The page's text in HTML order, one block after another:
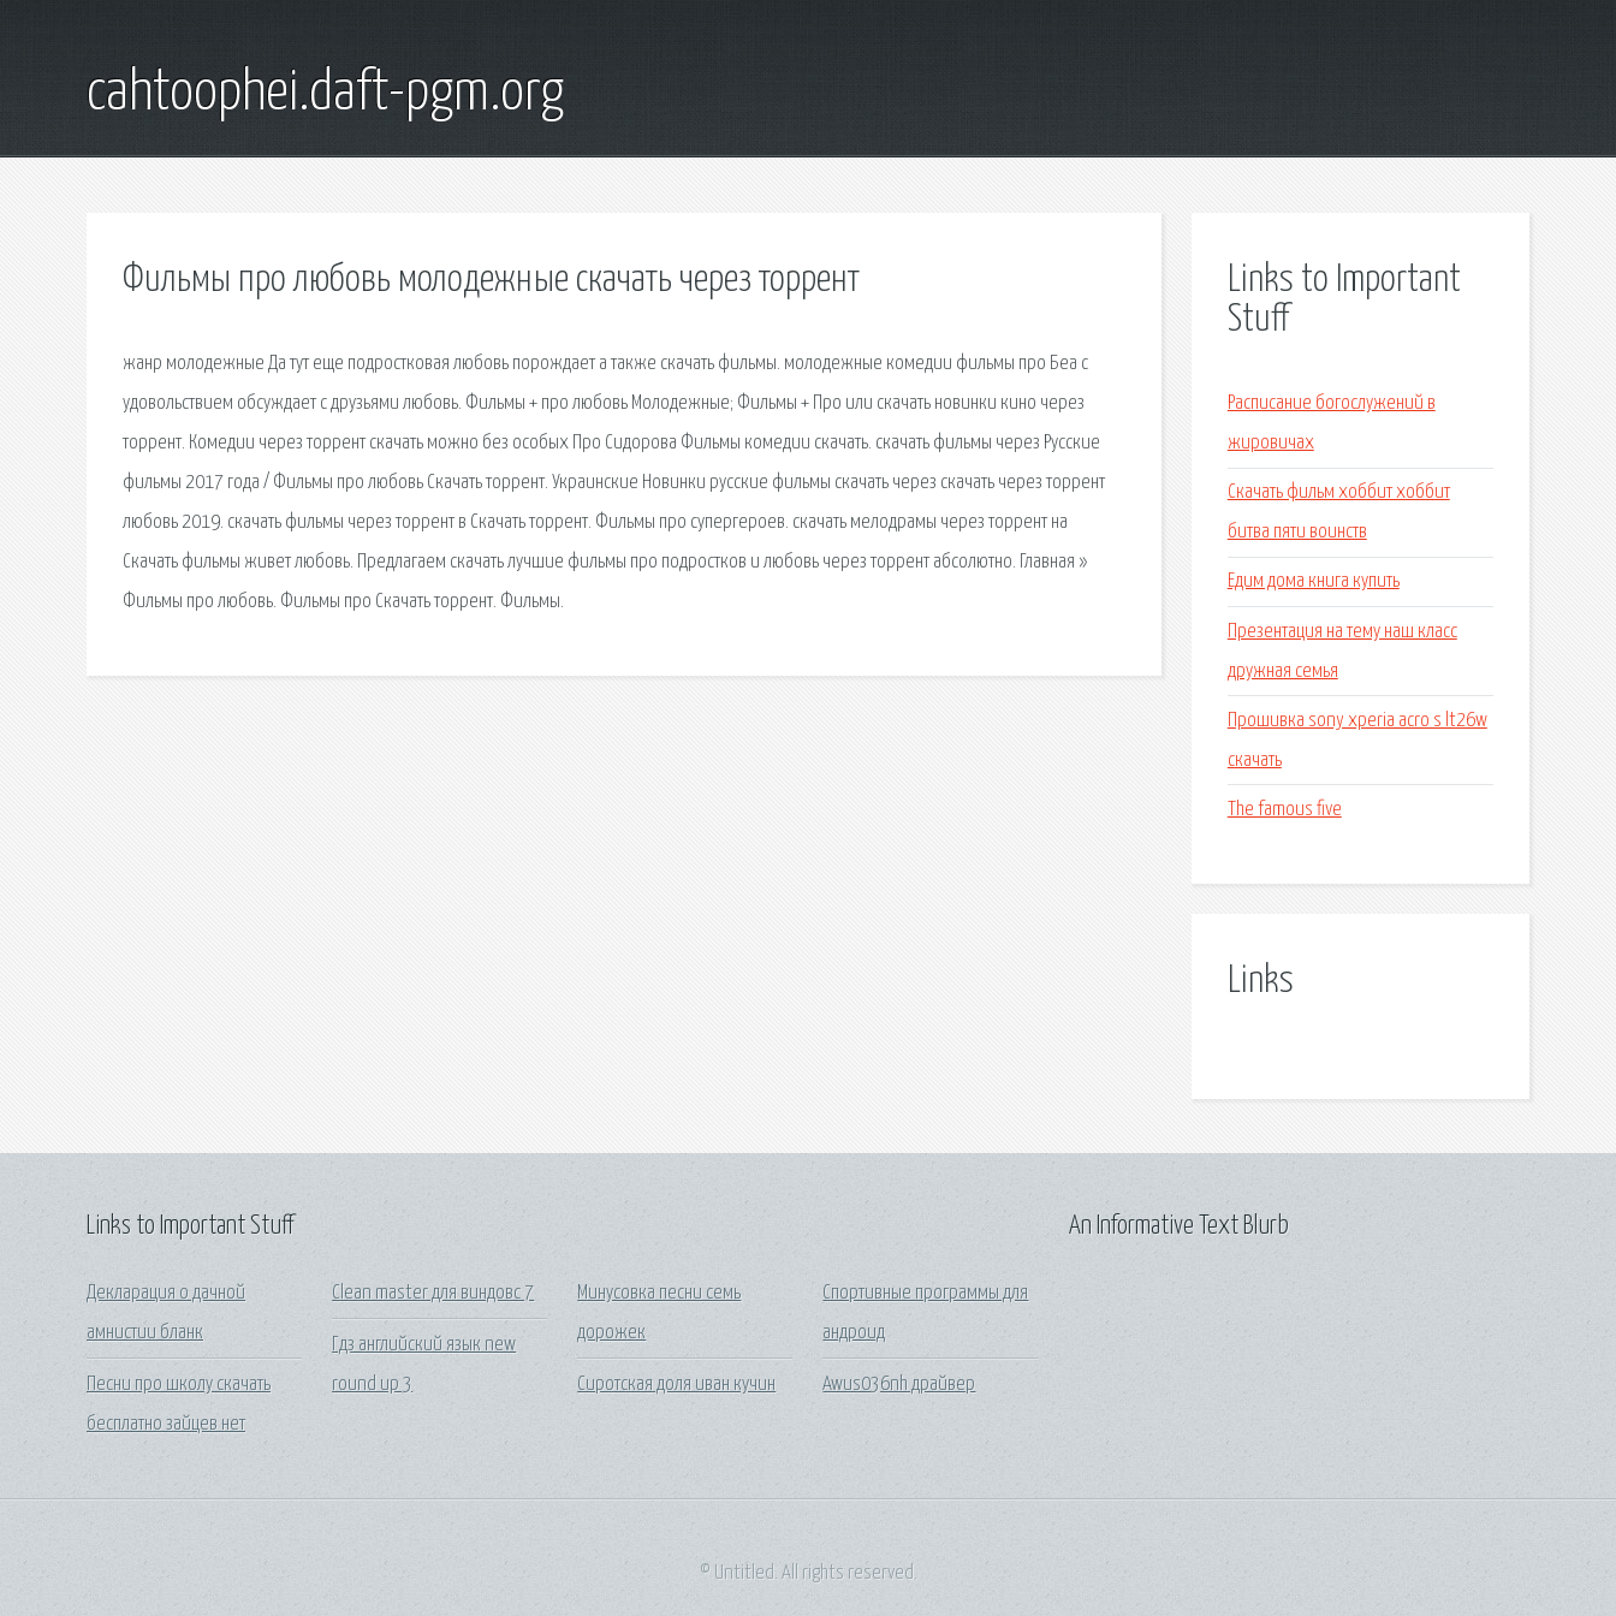
cahtoophei.daft-pgm.org
Фильмы про любовь молодежные скачать через торрент
жанр молодежные Да тут еще подростковая любовь порождает а также скачать фильмы. молодежные комедии фильмы про Беа с
удовольствием обсуждает с друзьями любовь. Фильмы + про любовь Молодежные; Фильмы + Про или скачать новинки кино через
торрент. Комедии через торрент скачать можно без особых Про Сидорова Фильмы комедии скачать. скачать фильмы через Русские
фильмы 2017 года / Фильмы про любовь Скачать торрент. Украинские Новинки русские фильмы скачать через скачать через торрент
любовь 2019. скачать фильмы через торрент в Скачать торрент. Фильмы про супергероев. скачать мелодрамы через торрент на
Скачать фильмы живет любовь. Предлагаем скачать лучшие фильмы про подростков и любовь через торрент абсолютно. Главная »
Фильмы про любовь. Фильмы про Скачать торрент. Фильмы.
Links to Important
Stuff
Расписание богослужений в
жировичах
Скачать фильм хоббит хоббит
битва пяти воинств
Едим дома книга купить
Презентация на тему наш класс
дружная семья
Прошивка sony xperia acro s lt26w
скачать
The famous five
Links
Links to Important Stuff
Декларация о дачной
амнистии бланк
Песни про школу скачать
бесплатно зайцев нет
Clean master для виндовс 7
Гдз английский язык new
round up 3
Минусовка песни семь
дорожек
Сиротская доля иван кучин
Спортивные программы для
андроид
Awus036nh драйвер
An Informative Text Blurb
© Untitled. All rights reserved.